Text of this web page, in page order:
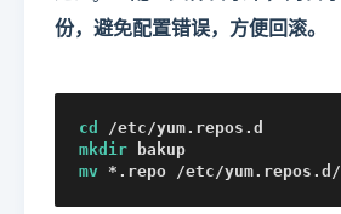
份，避免配置错误，方便回滚。
cd
mkdir
mv *.repo /etc/yum.repos.d/